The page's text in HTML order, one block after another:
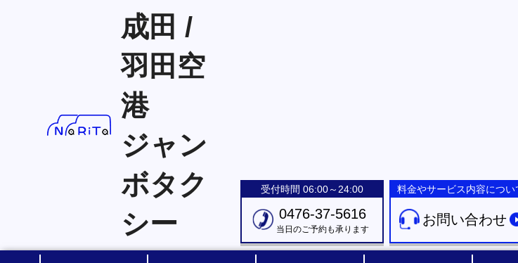
成田 /
羽田空
港
ジャン
ボタク
シー
受付時間 06:00～24:00
0476-37-5616
当日のご予約も承ります
料金やサービス内容につい
お問い合わせ